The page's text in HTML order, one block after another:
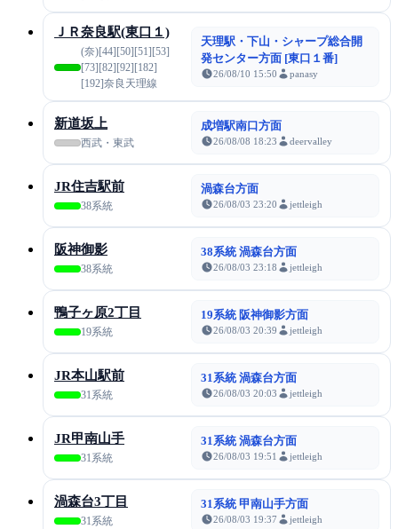
ＪＲ奈良駅(東口１)
(奈)[44][50][51][53]
[73][82][92][182]
[192]奈良天理線
天理駅・下山・シャープ総合開
発センター方面 [東口１番]
26/08/10 15:50 panasy
新道坂上
西武・東武
成増駅南口方面
26/08/08 18:23 deervalley
JR住吉駅前
38系統
渦森台方面
26/08/03 23:20 jettleigh
阪神御影
38系統
38系統 渦森台方面
26/08/03 23:18 jettleigh
鴨子ヶ原2丁目
19系統
19系統 阪神御影方面
26/08/03 20:39 jettleigh
JR本山駅前
31系統
31系統 渦森台方面
26/08/03 20:03 jettleigh
JR甲南山手
31系統
31系統 渦森台方面
26/08/03 19:51 jettleigh
渦森台3丁目
31系統
31系統 甲南山手方面
26/08/03 19:37 jettleigh